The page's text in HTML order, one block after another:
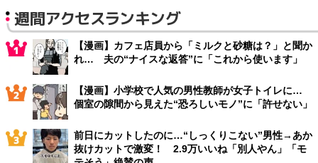
週間アクセスランキング
【漫画】カフェ店員から「ミルクと砂糖は？」と聞か
れ… 夫の“ナイスな返答”に「これから使います」
【漫画】小学校で人気の男性教師が女子トイレに…
個室の隙間から見えた“恐ろしいモノ”に「許せない」
前日にカットしたのに…“しっくりこない”男性→あか
抜けカットで激変！ 2.9万いいね「別人やん」「モ